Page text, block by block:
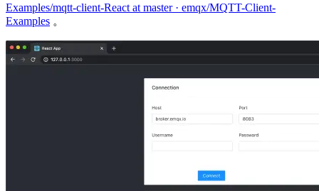
Examples/mqtt-client-React at master · emqx/MQTT-Client-
Examples 。